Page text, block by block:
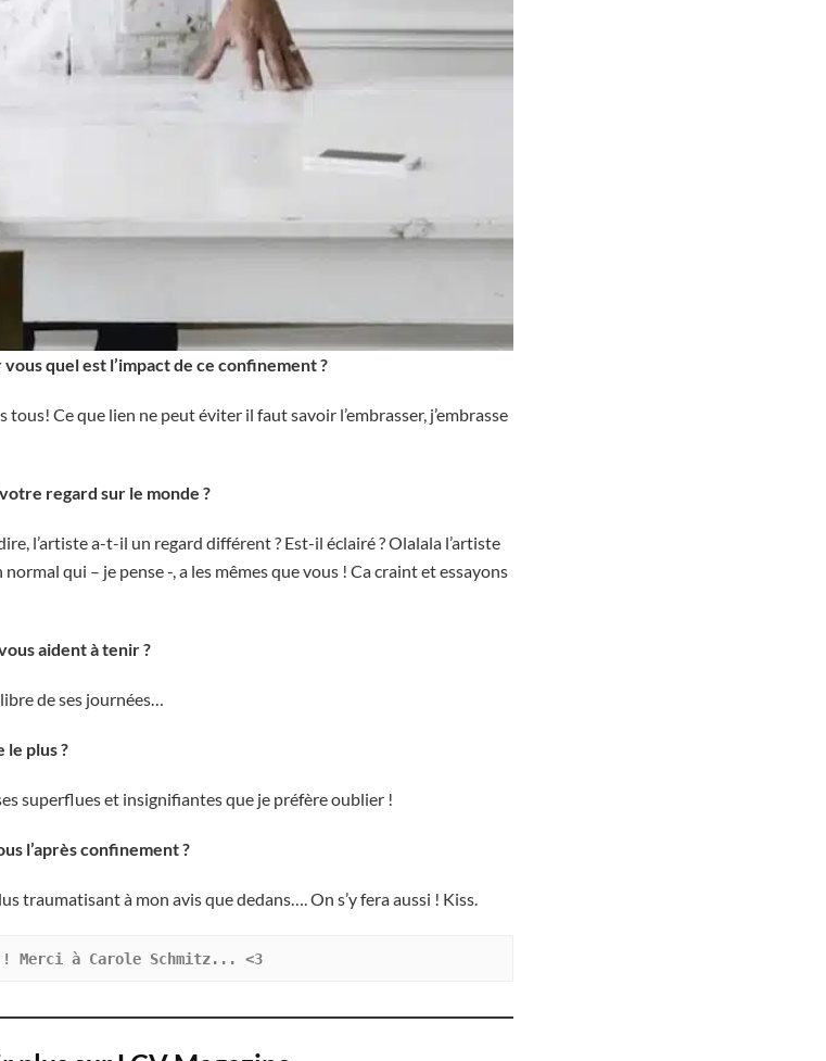
quel est l’impact de ce confinement ?
Ce que lien ne peut éviter il faut savoir l’embrasser, j’embrasse
regard sur le monde ?
l’artiste a-t-il un regard différent ? Est-il éclairé ? Olalala l’artiste
qui – je pense -, a les mêmes que vous ! Ca craint et essayons
aident à tenir ?
de ses journées…
le plus ?
superflues et insignifiantes que je préfère oublier !
l’après confinement ?
traumatisant à mon avis que dedans…. On s’y fera aussi ! Kiss.
! Merci à Carole Schmitz... <3